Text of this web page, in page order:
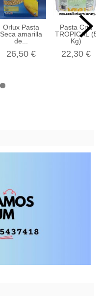
Orlux Pasta
Seca amarilla
de...
26,50 €
Pasta Cria
TROPICAL (5
Kg)
22,30 €